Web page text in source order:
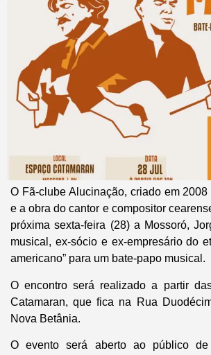
O Fã-clube Alucinação, criado em
e a obra do cantor e compositor
próxima sexta-feira (28) a Mossoró,
musical, ex-sócio e ex-empresário do
americano” para um bate-papo musical.
O encontro será realizado a partir
Catamaran, que fica na Rua
Nova Betânia.
O evento será aberto ao público